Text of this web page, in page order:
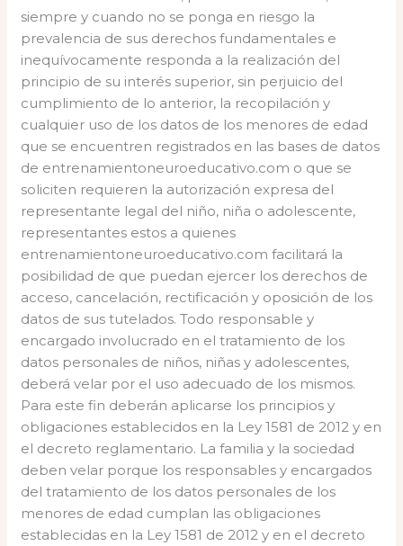
siempre y cuando no se ponga en riesgo la
prevalencia de sus derechos fundamentales e
inequívocamente responda a la realización del
principio de su interés superior, sin perjuicio del
cumplimiento de lo anterior, la recopilación y
cualquier uso de los datos de los menores de edad
que se encuentren registrados en las bases de datos
de entrenamientoneuroeducativo.com o que se
soliciten requieren la autorización expresa del
representante legal del niño, niña o adolescente,
representantes estos a quienes
entrenamientoneuroeducativo.com facilitará la
posibilidad de que puedan ejercer los derechos de
acceso, cancelación, rectificación y oposición de los
datos de sus tutelados. Todo responsable y
encargado involucrado en el tratamiento de los
datos personales de niños, niñas y adolescentes,
deberá velar por el uso adecuado de los mismos.
Para este fin deberán aplicarse los principios y
obligaciones establecidos en la Ley 1581 de 2012 y en
el decreto reglamentario. La familia y la sociedad
deben velar porque los responsables y encargados
del tratamiento de los datos personales de los
menores de edad cumplan las obligaciones
establecidas en la Ley 1581 de 2012 y en el decreto